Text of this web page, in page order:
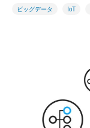
ビッグデータ IoT